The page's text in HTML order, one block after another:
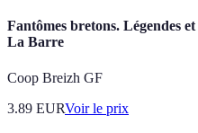
Fantômes bretons. Légendes
La Barre
Coop Breizh GF
3.89 EURVoir le prix